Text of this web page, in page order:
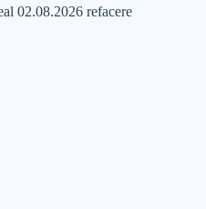
02.08.2026 refacere